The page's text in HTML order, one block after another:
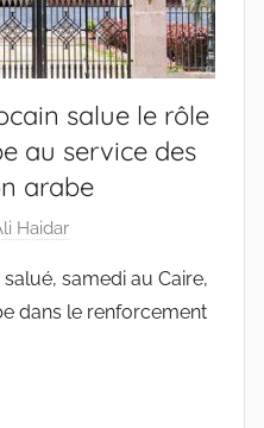
salue le rôle
au service des
arabe
Haidar
samedi au Caire,
dans le renforcement